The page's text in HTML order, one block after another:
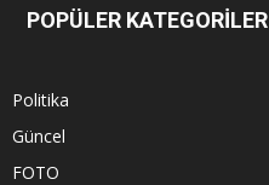
POPÜLER KATEGORİLER
Politika
Güncel
FOTO